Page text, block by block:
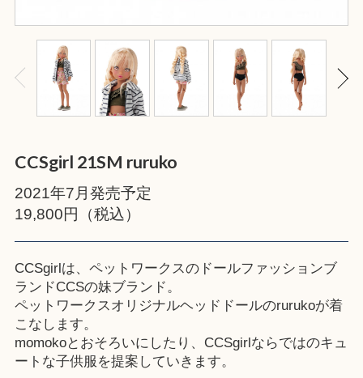
CCSgirl 21SM ruruko
2021年7月発売予定
19,800円（税込）
CCSgirlは、ペットワークスのドールファッションブ
ランドCCSの妹ブランド。
ペットワークスオリジナルヘッドドールのrurukoが着
こなします。
momokoとおそろいにしたり、CCSgirlならではのキュ
ートな子供服を提案していきます。